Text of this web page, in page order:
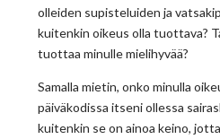
olleiden supisteluiden ja
kuitenkin oikeus olla tuottava?
tuottaa minulle mielihyvää?
Samalla mietin, onko minulla
päiväkodissa itseni ollessa
kuitenkin se on ainoa keino,